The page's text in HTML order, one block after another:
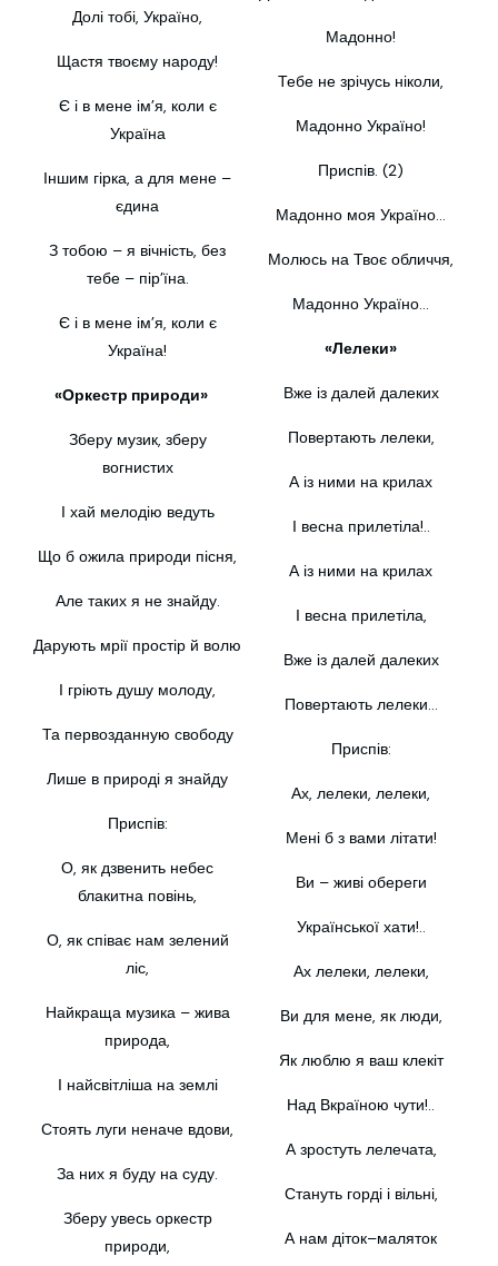
Долі тобі, Україно,
Щастя твоєму народу!
Є і в мене ім’я, коли є
Україна
Іншим гірка, а для мене –
єдина
З тобою – я вічність, без
тебе – пір’їна.
Є і в мене ім’я, коли є
Україна!
«Оркестр природи»
Зберу музик, зберу
вогнистих
І хай мелодію ведуть
Що б ожила природи пісня,
Але таких я не знайду.
Дарують мрії простір й волю
І гріють душу молоду,
Та первозданную свободу
Лише в природі я знайду
Приспів:
О, як дзвенить небес
блакитна повінь,
О, як співає нам зелений
ліс,
Найкраща музика – жива
природа,
І найсвітліша на землі
Стоять луги неначе вдови,
За них я буду на суду.
Зберу увесь оркестр
природи,
Мадонно!
Тебе не зрічусь ніколи,
Мадонно Україно!
Приспів. (2)
Мадонно моя Україно…
Молюсь на Твоє обличчя,
Мадонно Україно…
«Лелеки»
Вже із далей далеких
Повертають лелеки,
А із ними на крилах
І весна прилетіла!..
А із ними на крилах
І весна прилетіла,
Вже із далей далеких
Повертають лелеки…
Приспів:
Ах, лелеки, лелеки,
Мені б з вами літати!
Ви – живі обереги
Української хати!..
Ах лелеки, лелеки,
Ви для мене, як люди,
Як люблю я ваш клекіт
Над Вкраїною чути!..
А зростуть лелечата,
Стануть горді і вільні,
А нам діток–маляток